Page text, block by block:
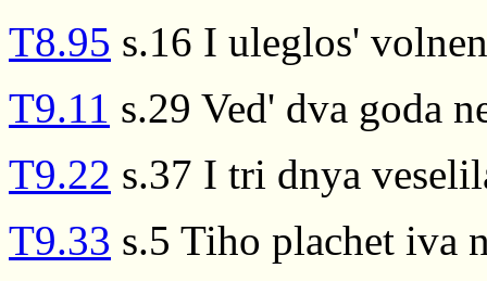
T8.95 s.16 I uleglos'
T9.11 s.29 Ved' dva goda
T9.22 s.37 I tri dnya
T9.33 s.5 Tiho plachet iva